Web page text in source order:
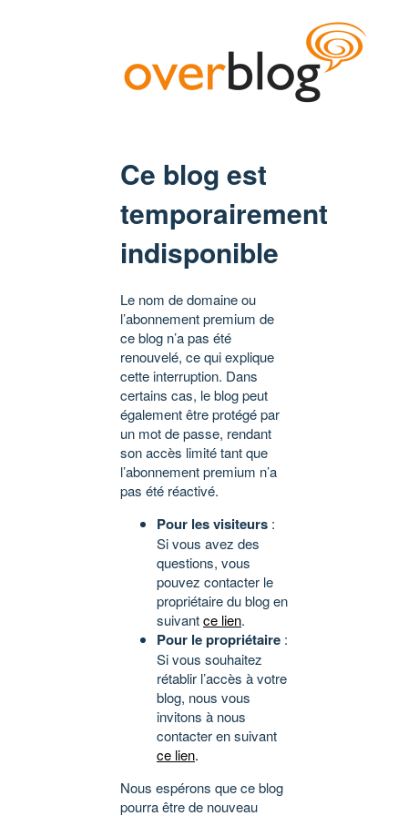
Ce blog est
temporairement
indisponible
Le nom de domaine ou
l’abonnement premium de
ce blog n’a pas été
renouvelé, ce qui explique
cette interruption. Dans
certains cas, le blog peut
également être protégé par
un mot de passe, rendant
son accès limité tant que
l’abonnement premium n’a
pas été réactivé.
Pour les visiteurs :
Si vous avez des
questions, vous
pouvez contacter le
propriétaire du blog en
suivantce lien.
Pour le propriétaire :
Si vous souhaitez
rétablir l’accès à votre
blog, nous vous
invitons à nous
contacter en suivant
ce lien.
Nous espérons que ce blog
pourra être de nouveau